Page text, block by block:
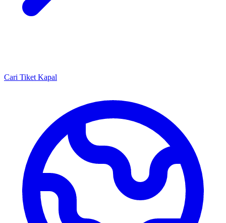
Cari Tiket Kapal